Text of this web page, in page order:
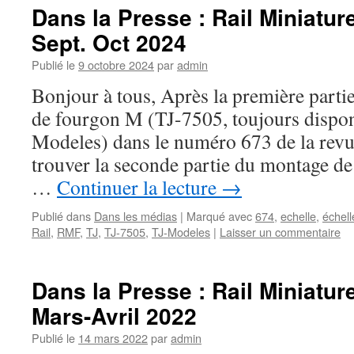
Dans la Presse : Rail
Sept. Oct 2024
Publié le9 octobre 2024paradmin
Bonjour à tous, Après la première
de fourgon M (TJ-7505, toujours
Modeles) dans le numéro 673 de la
trouver la seconde partie du montage
… Continuer la lecture →
Publié dans Dans les médias | Marqué avec674, echelle,
Rail, RMF, TJ, TJ-7505, TJ-Modeles | Laisser un commentaire
Dans la Presse : Rail
Mars-Avril 2022
Publié le 14 mars 2022paradmin